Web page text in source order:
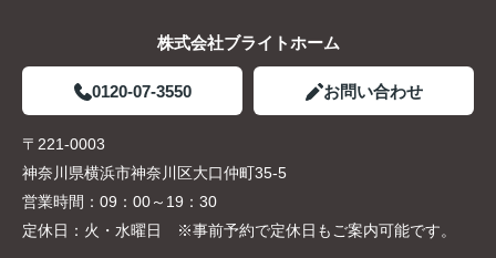
株式会社ブライトホーム
0120-07-3550 お問い合わせ
〒221-0003
神奈川県横浜市神奈川区大口仲町35-5
営業時間： 09：00～19：30
定休日： 火・水曜日 ※事前予約で定休日もご案内可能です。